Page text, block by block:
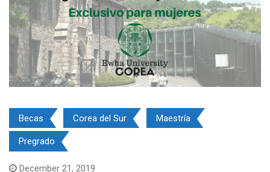
Becas Corea del Sur Maestría
Pregrado
December 21, 2019